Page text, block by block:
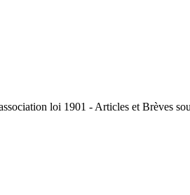
loi 1901 - Articles et Brèves